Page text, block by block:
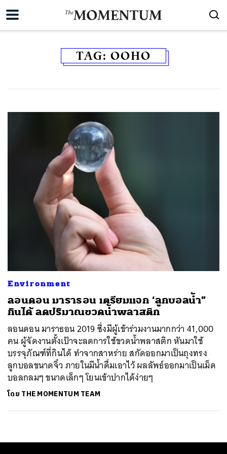
TAG: OOHO
Environment
ลอนดอน มาราธอน เตรียมแจก ‘ลูกบอลน้ำ”
กินได้ ลดปริมาณขวดน้ำพลาสติก
ลอนดอน มาราธอน 2019 ซึ่งมีผู้เข้าร่วมงานมากกว่า 41,000
คน ผู้จัดงานตั้งเป้าจะลดการใช้ขวดน้ำพลาสติก หันมาใช้
บรรจุภัณฑ์ที่กินได้ ทำจากสาหร่าย สกัดออกมาเป็นถุงทรง
ลูกบอลขนาดจิ๋ว ภายในมีน้ำดื่มเอาไว้ ผลลัพธ์ออกมาเป็นเม็ด
บอลกลมๆ ขนาดเล็กๆ โยนเข้าปากได้ง่ายๆ
โดย THE MOMENTUM TEAM
SHARE TWEET LINE EMAIL